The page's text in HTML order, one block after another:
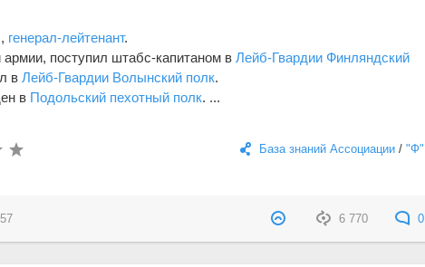
генерал-лейтенант.
армии, поступил штабс-капитаном вЛейб-Гвардии Финляндский
вЛейб-Гвардии Волынский полк.
в Подольский пехотный полк. ...
База знаний Ассоциации/ "Ф"
6 770 0